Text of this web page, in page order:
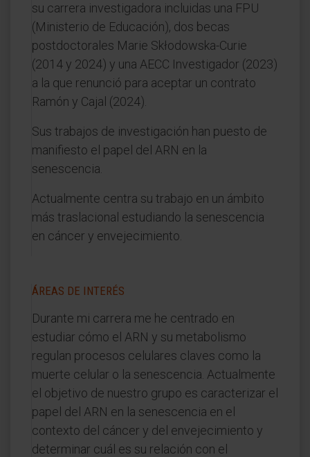
su carrera investigadora incluidas una FPU
(Ministerio de Educación), dos becas
postdoctorales Marie Skłodowska-Curie
(2014 y 2024) y una AECC Investigador (2023)
a la que renunció para aceptar un contrato
Ramón y Cajal (2024).
Sus trabajos de investigación han puesto de
manifiesto el papel del ARN en la
senescencia.
Actualmente centra su trabajo en un ámbito
más traslacional estudiando la senescencia
en cáncer y envejecimiento.
ÁREAS DE INTERÉS
Durante mi carrera me he centrado en
estudiar cómo el ARN y su metabolismo
regulan procesos celulares claves como la
muerte celular o la senescencia. Actualmente
el objetivo de nuestro grupo es caracterizar el
papel del ARN en la senescencia en el
contexto del cáncer y del envejecimiento y
determinar cuál es su relación con el